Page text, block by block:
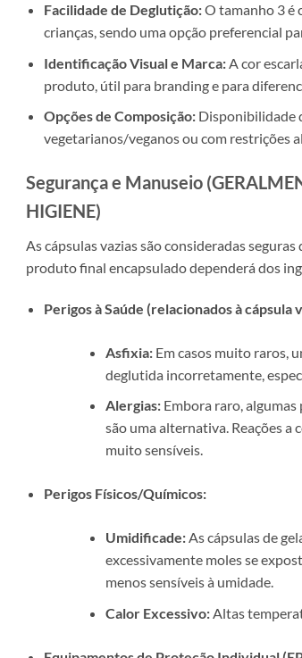
Facilidade de Deglutição:O tamanho 3 é
crianças, sendo uma opção preferencial
Identificação Visual e Marca: A cor
produto, útil para branding e para
Opções de Composição: Disponibilidade
vegetarianos/veganos ou com restrições
Segurança e Manuseio
HIGIENE)
As cápsulas vazias são consideradas
produto final encapsulado dependerá dos
Perigos à Saúde (relacionados à cápsula
Asfixia: Em casos muito raros,
deglutida incorretamente,
Alergias: Embora raro,
são uma alternativa. Reações a
muito sensíveis.
Perigos Físicos/Químicos:
Umidificade:As cápsulas de
excessivamente moles se
menos sensíveis à umidade.
Calor Excessivo:Altas